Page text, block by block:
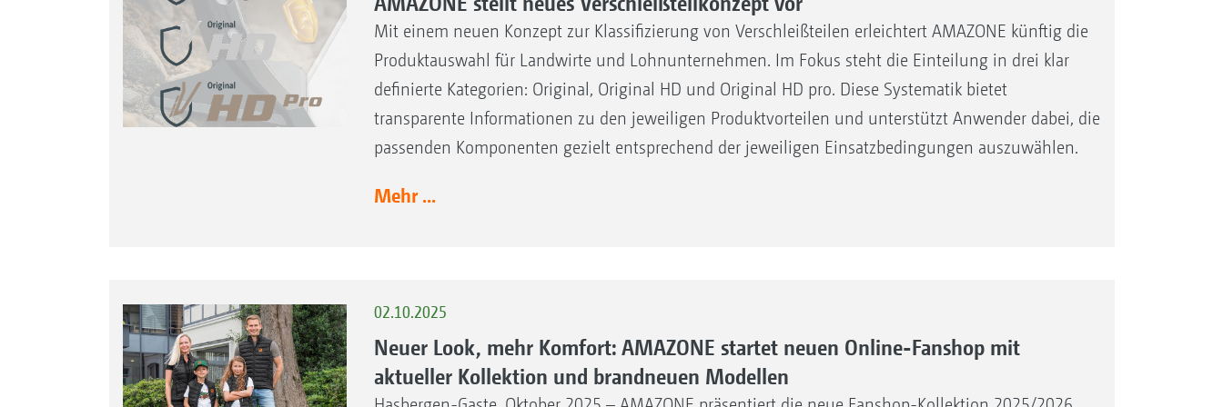
Mit einem neuen Konzept zur Klassifizierung von Verschleißteilen erleichtert AMAZONE künftig die
Produktauswahl für Landwirte und Lohnunternehmen. Im Fokus steht die Einteilung in drei klar
definierte Kategorien: Original, Original HD und Original HD pro. Diese Systematik bietet
transparente Informationen zu den jeweiligen Produktvorteilen und unterstützt Anwender dabei, die
passenden Komponenten gezielt entsprechend der jeweiligen Einsatzbedingungen auszuwählen.
Mehr ...
02.10.2025
Neuer Look, mehr Komfort: AMAZONE startet neuen Online-Fanshop mit
aktueller Kollektion und brandneuen Modellen